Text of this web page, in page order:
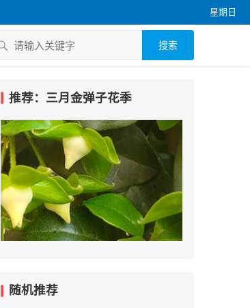
星期日
搜索
推荐：三月金弹子花季
随机推荐